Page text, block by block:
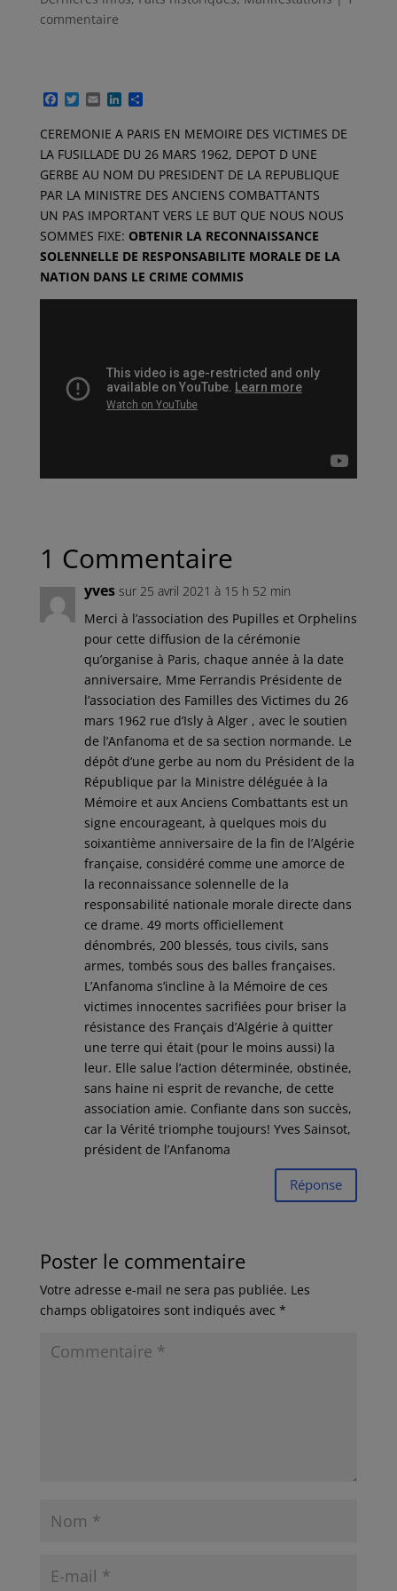
commentaire
F
c
e
b
o
o
k
T
i
t
t
e
r
E
a
i
l
L
n
k
e
d
I
n
P
r
t
a
g
e
r
CEREMONIE A PARIS EN MEMOIRE DES VICTIMES DE
LA FUSILLADE DU 26 MARS 1962, DEPOT D UNE
GERBE AU NOM DU PRESIDENT DE LA REPUBLIQUE
PAR LA MINISTRE DES ANCIENS COMBATTANTS
UN PAS IMPORTANT VERS LE BUT QUE NOUS NOUS
SOMMES FIXE: OBTENIR LA RECONNAISSANCE
SOLENNELLE DE RESPONSABILITE MORALE DE LA
NATION DANS LE CRIME COMMIS
1 Commentaire
yves sur 25 avril 2021 à 15 h 52 min
Merci à l’association des Pupilles et Orphelins
pour cette diffusion de la cérémonie
qu’organise à Paris, chaque année à la date
anniversaire, Mme Ferrandis Présidente de
l’association des Familles des Victimes du 26
mars 1962 rue d’Isly à Alger , avec le soutien
de l’Anfanoma et de sa section normande. Le
dépôt d’une gerbe au nom du Président de la
République par la Ministre déléguée à la
Mémoire et aux Anciens Combattants est un
signe encourageant, à quelques mois du
soixantième anniversaire de la fin de l’Algérie
française, considéré comme une amorce de
la reconnaissance solennelle de la
responsabilité nationale morale directe dans
ce drame. 49 morts officiellement
dénombrés, 200 blessés, tous civils, sans
armes, tombés sous des balles françaises.
L’Anfanoma s’incline à la Mémoire de ces
victimes innocentes sacrifiées pour briser la
résistance des Français d’Algérie à quitter
une terre qui était (pour le moins aussi) la
leur. Elle salue l’action déterminée, obstinée,
sans haine ni esprit de revanche, de cette
association amie. Confiante dans son succès,
car la Vérité triomphe toujours! Yves Sainsot,
président de l’Anfanoma
Réponse
Poster le commentaire
Votre adresse e-mail ne sera pas publiée. Les
champs obligatoires sont indiqués avec *